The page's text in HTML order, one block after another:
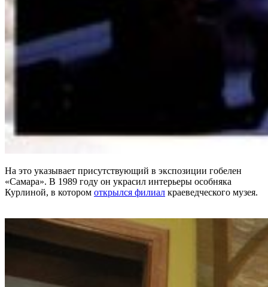
На это указывает присутствующий в экспозиции гобелен
«Самара». В 1989 году он украсил интерьеры особняка
Курлиной, в котором открылся филиал краеведческого музея.